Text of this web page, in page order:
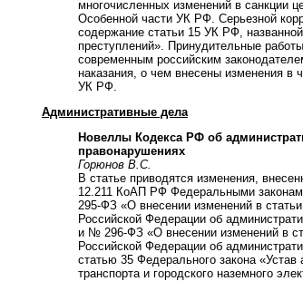
многочисленных изменений в санкции
Особенной части УК РФ. Серьезной
содержание статьи 15 УК РФ,
преступлений». Принудительные
современным российским
наказания, о чем внесены изменения в
УК РФ.
Административные дела
Новеллы Кодекса РФ об
правонарушениях
Горюнов В.С.
В статье приводятся изменения,
12.211 КоАП РФ Федеральными
295-ФЗ «О внесении изменений в
Российской Федерации об
и № 296-ФЗ «О внесении изменений в
Российской Федерации об
статью 35 Федерального закона «Устав
транспорта и городского наземного